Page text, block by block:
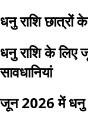
धनु राशि छात्रों
धनु राशि के लिए
सावधानियां
जून 2026 में धनु